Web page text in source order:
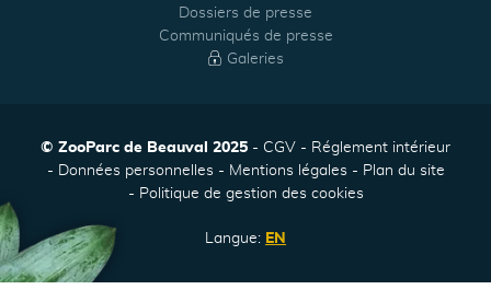
Dossiers de presse
Communiqués de presse
Galeries
© ZooParc de Beauval 2025 CGV
Réglement intérieur
Données personnelles
Mentions légales
Plan du site
Politique de gestion des cookies
Langue: EN